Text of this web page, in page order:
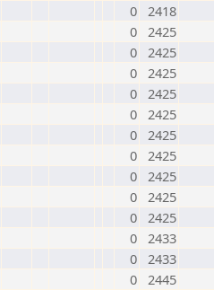
0 2418
0 2425
0 2425
0 2425
0 2425
0 2425
0 2425
0 2425
0 2425
0 2425
0 2425
0 2433
0 2433
0 2445